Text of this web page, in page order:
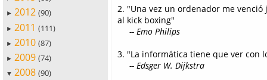
► 2012 (90)
► 2011 (111)
► 2010 (87)
► 2009 (74)
▼ 2008 (90)
2. "Una vez un ordenador me
al kick boxing"
-- Emo Philips
3. "La informática tiene que ver con
-- Edsger W. Dijkstra